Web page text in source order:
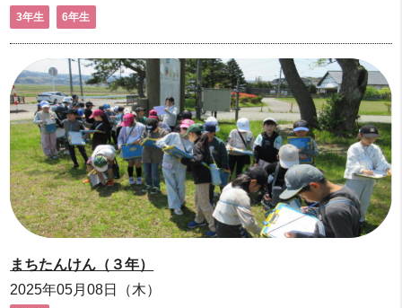
3年生 6年生
まちたんけん（３年）
2025年05月08日（木）